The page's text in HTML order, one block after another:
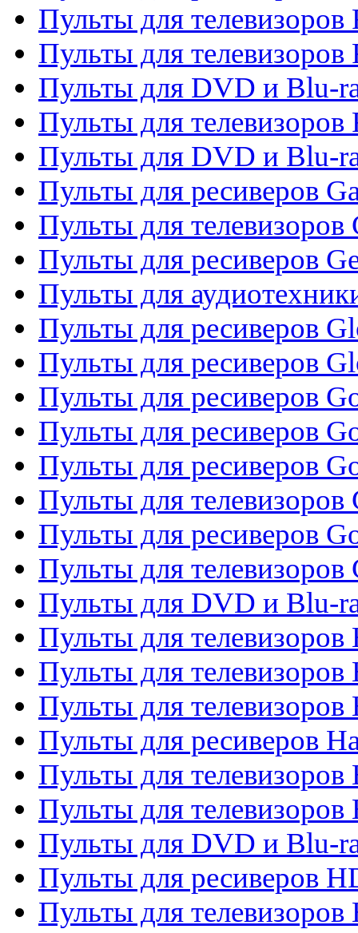
Пульты для телевизоров
Пульты для телевизоров
Пульты для DVD и Blu-
Пульты для телевизоров
Пульты для DVD и Blu-
Пульты для ресиверов
Пульты для телевизоров
Пульты для ресиверов
Пульты для
Пульты для ресиверов
Пульты для ресиверов
Пульты для ресиверов
Пульты для ресиверов
Пульты для ресиверов
Пульты для телевизоров
Пульты для ресиверов
Пульты для телевизоров
Пульты для DVD и Blu-
Пульты для телевизоров
Пульты для телевизоров
Пульты для
Пульты для ресиверов
Пульты для телевизоров
Пульты для телевизоров
Пульты для DVD и Blu-
Пульты для ресиверов
Пульты для